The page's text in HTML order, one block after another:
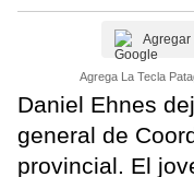
Agregar
Agrega La Tecla
Daniel Ehnes
general de
provincial. El